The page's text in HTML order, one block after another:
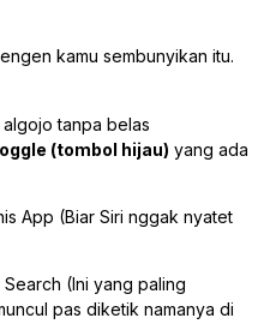
kamu sembunyikan itu.
algojo tanpa belas
(tombol hijau) yang ada
App (Biar Siri nggak nyatet
(Ini yang paling
pas diketik namanya di